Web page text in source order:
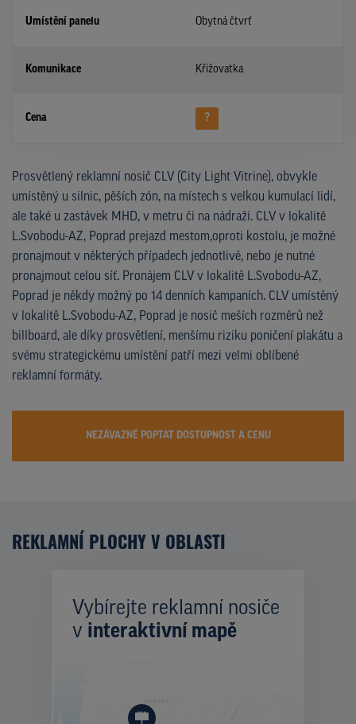
Umístění panelu Obytná čtvrť
Komunikace Křižovatka
Cena ?
Prosvětlený reklamní nosič CLV (City Light Vitrine), obvykle
umístěný u silnic, pěších zón, na místech s velkou kumulací lidí,
ale také u zastávek MHD, v metru či na nádraží. CLV v lokalitě
L.Svobodu-AZ, Poprad prejazd mestom,oproti kostolu, je možné
pronajmout v některých případech jednotlivě, nebo je nutné
pronajmout celou síť. Pronájem CLV v lokalitě L.Svobodu-AZ,
Poprad je někdy možný po 14 denních kampaních. CLV umístěný
v lokalitě L.Svobodu-AZ, Poprad je nosič meších rozměrů než
billboard, ale díky prosvětlení, menšímu riziku poničení plakátu a
svému strategickému umístění patří mezi velmi oblíbené
reklamní formáty.
NEZÁVAZNĚ POPTAT DOSTUPNOST A CENU
REKLAMNÍ PLOCHY V OBLASTI
Vybírejte reklamní nosiče
v interaktivní mapě